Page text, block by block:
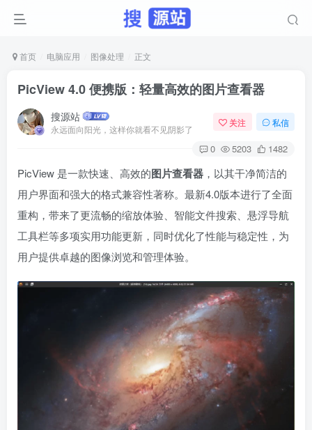
首页 电脑应用 图像处理 正文
PicView 4.0 便携版：轻量高效的图片查看器
搜源站
永远面向阳光，这样你就看不见阴影了
关注 私信
0 5203 1482
PicView 是一款快速、高效的图片查看器 ，以其干净简洁的
用户界面和强大的格式兼容性著称。最新4.0版本进行了全面
重构，带来了更流畅的缩放体验、智能文件搜索、悬浮导航
工具栏等多项实用功能更新，同时优化了性能与稳定性，为
用户提供卓越的图像浏览和管理体验。